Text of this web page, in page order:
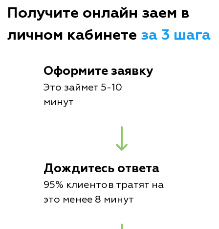
Получите онлайн заем в
личном кабинете за 3 шага
Оформите заявку
Это займет 5-10
минут
Дождитесь ответа
95% клиентов тратят на
это менее 8 минут